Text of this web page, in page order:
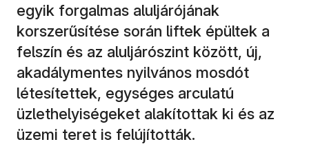
egyik forgalmas aluljárójának
korszerűsítése során liftek épültek a
felszín és az aluljárószint között, új,
akadálymentes nyilvános mosdót
létesítettek, egységes arculatú
üzlethelyiségeket alakítottak ki és az
üzemi teret is felújították.